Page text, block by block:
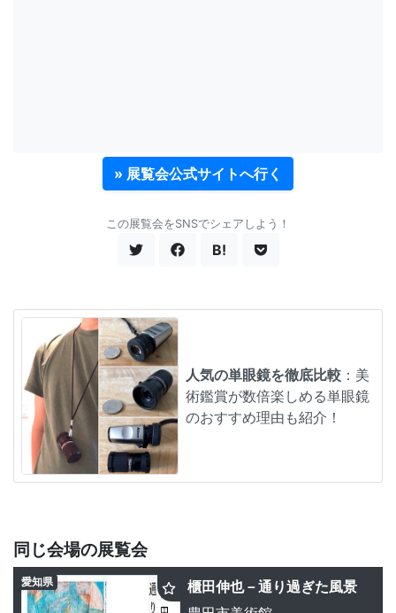
» 展覧会公式サイトへ行く
この展覧会をSNSでシェアしよう！
B!
人気の単眼鏡を徹底比較 ：美
術鑑賞が数倍楽しめる単眼鏡
のおすすめ理由も紹介！
同じ会場の展覧会
櫃田伸也－通り過ぎた風景
愛知県